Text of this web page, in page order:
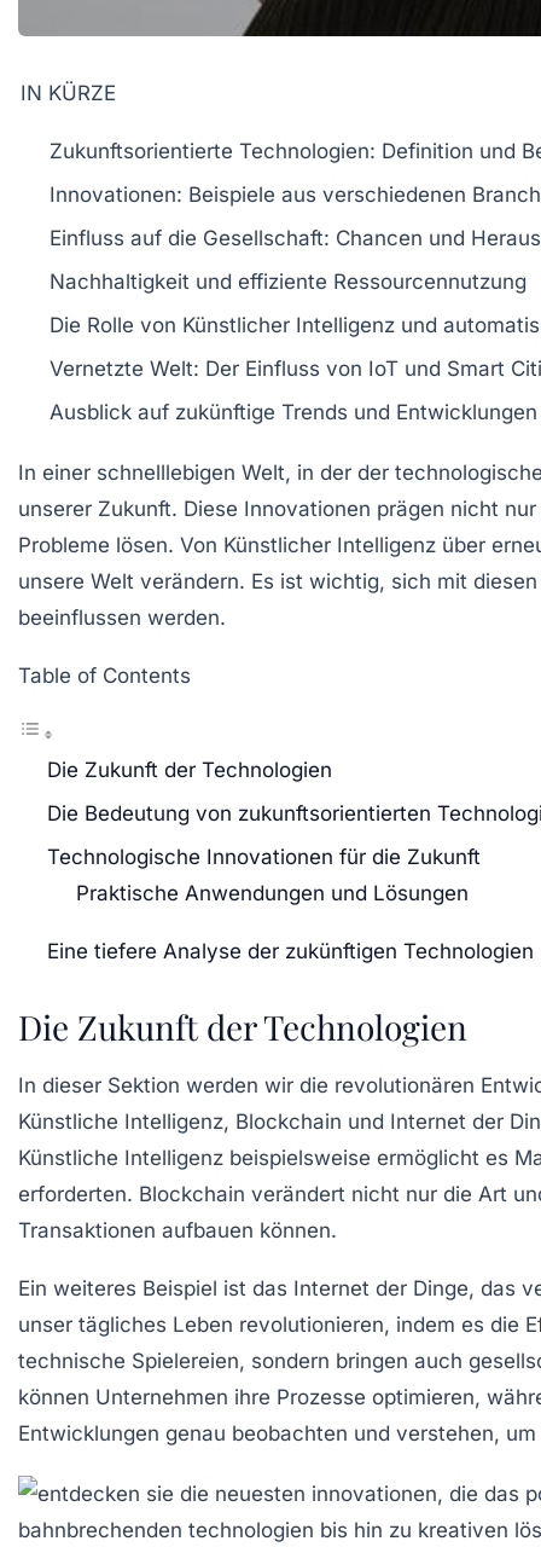
IN KÜRZE
Zukunftsorientierte Technologien: Definition und
Innovationen: Beispiele aus verschiedenen
Einfluss auf die Gesellschaft: Chancen und
Nachhaltigkeit und effiziente Ressourcennutzung
Die Rolle von Künstlicher Intelligenz und
Vernetzte Welt: Der Einfluss von IoT und Smart
Ausblick auf zukünftige Trends und Entwicklungen
In einer schnelllebigen Welt, in der der
unserer Zukunft. Diese Innovationen prägen nicht
Probleme lösen. Von Künstlicher Intelligenz über
unsere Welt verändern. Es ist wichtig, sich mit
beeinflussen werden.
Table of Contents
Die Zukunft der Technologien
Die Bedeutung von zukunftsorientierten
Technologische Innovationen für die Zukunft
Praktische Anwendungen und Lösungen
Eine tiefere Analyse der zukünftigen Technologien
Die Zukunft der Technologien
In dieser Sektion werden wir die revolutionären
Künstliche Intelligenz, Blockchain und Internet der
Künstliche Intelligenz beispielsweise ermöglicht es
erforderten. Blockchain verändert nicht nur die Art
Transaktionen aufbauen können.
Ein weiteres Beispiel ist das Internet der Dinge, das
unser tägliches Leben revolutionieren, indem es die
technische Spielereien, sondern bringen auch
können Unternehmen ihre Prozesse optimieren,
Entwicklungen genau beobachten und verstehen,